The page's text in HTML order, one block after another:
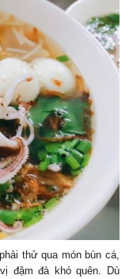
thử qua món bún cá,
đậm đà khó quên. Dù